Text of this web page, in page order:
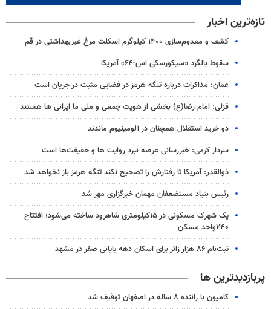
تازه‌ترین اخبار
کشف و معدوم‌سازی ۱۴۰۰ کیلوگرم اسکلت مرغ غیربهداشتی در قم
سقوط بالگرد «سیکورسکی اس-۶۴» آمریکا
عمان: مذاکرات درباره تنگه هرمز در فضایی مثبت در جریان است
قزلی: امام رضا(ع) بخشی از هویت جمعی و ملی ما ایرانی ها هستند
دو خرید استقلال همچنان در آلومینیوم ماندند
سردار کرمی: خبررسانی عرصه نبرد روایت ها و حقیقت‌ها است
ذوالقدر: آمریکا تا رفتارش را تصحیح نکند تنگه هرمز باز نخواهد شد
رئیس بنیاد مستضعفان مهمان خبرگزاری مهر شد
یک شهرک مسکونی در ۱۵کیلومتری شاهرود ساخته می‌شود؛ افتتاح
۲۴۰واحد مسکن
ثبت‌نام ۸۶ هزار زائر برای اسکان دهه پایانی صفر در مشهد
پربازدیدترین ها
کامیون با راننده ۸ ساله در اصفهان توقیف شد